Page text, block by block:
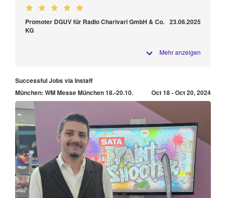
Promoter DGUV für Radio Charivari GmbH & Co.
KG
23.06.2025
Mehr anzeigen
Successful Jobs via Instaff
München: WM Messe München 18.-20.10.
Oct 18 - Oct 20, 2024